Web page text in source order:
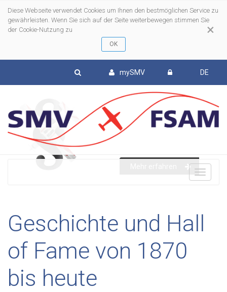
×
Diese Webseite verwendet Cookies um Ihnen den bestmöglichen Service zu
gewährleisten. Wenn Sie sich auf der Seite weiterbewegen stimmen Sie
der Cookie-Nutzung zu
mySMV DE
Geschichte und Hall
of Fame von 1870
bis heute